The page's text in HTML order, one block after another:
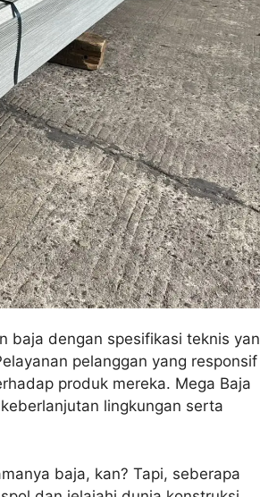
baja dengan spesifikasi teknis
pelanggan yang responsif
produk mereka. Mega Baja
lingkungan serta
baja, kan? Tapi, seberapa